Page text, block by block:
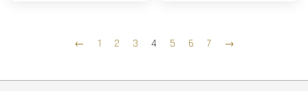
← 1 2 3 4 5 6 7 →